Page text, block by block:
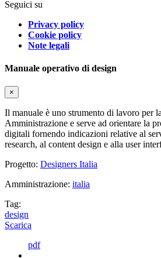
Seguici su
Privacy policy
Cookie policy
Note legali
Manuale operativo di design
×
Il manuale è uno strumento di lavoro per
Amministrazione e serve ad orientare la
digitali fornendo indicazioni relative al
research, al content design e alla user
Progetto: Designers Italia
Amministrazione: italia
Tag:
design
Scarica
pdf